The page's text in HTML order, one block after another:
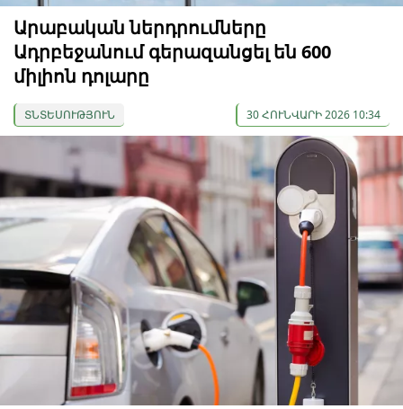
Արաբական ներդրումները
Ադրբեջանում գերազանցել են 600
միլիոն դոլարը
ՏՆՏԵՍՈՒԹՅՈՒՆ 30 ՀՈՒՆՎԱՐԻ 2026 10:34